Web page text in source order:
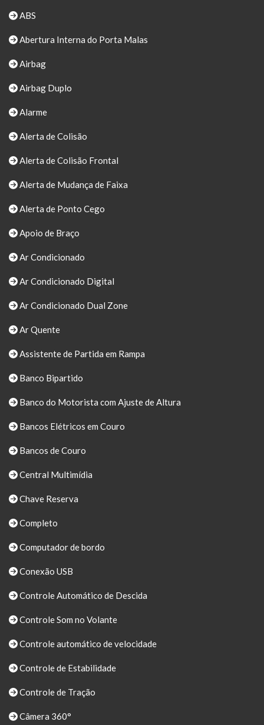
ABS
Abertura Interna do Porta Malas
Airbag
Airbag Duplo
Alarme
Alerta de Colisão
Alerta de Colisão Frontal
Alerta de Mudança de Faixa
Alerta de Ponto Cego
Apoio de Braço
Ar Condicionado
Ar Condicionado Digital
Ar Condicionado Dual Zone
Ar Quente
Assistente de Partida em Rampa
Banco Bipartido
Banco do Motorista com Ajuste de Altura
Bancos Elétricos em Couro
Bancos de Couro
Central Multimídia
Chave Reserva
Completo
Computador de bordo
Conexão USB
Controle Automático de Descida
Controle Som no Volante
Controle automático de velocidade
Controle de Estabilidade
Controle de Tração
Câmera 360°